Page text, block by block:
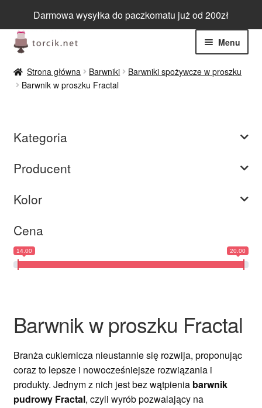
Darmowa wysyłka do paczkomatu już od 200zł
Przejdź
do
nawigacji
Przejdź
do
treści
Menu
Jadalne
Rozwiń
Barwniki spożywcze
Tematyczne
Blog
Wyprzedaż
Nowości
Strona główna Barwniki
Barwniki spożywcze w proszku
Barwnik w proszku Fractal
Barwnik w proszku Fractal
Branża cukiernicza nieustannie się rozwija, proponując
coraz to lepsze i nowocześniejsze rozwiązania i
produkty. Jednym z nich jest bez wątpienia barwnik
pudrowy Fractal, czyli wyrób pozwalający na
Kategoria
Producent
Kolor
Cena
14.00 20.00